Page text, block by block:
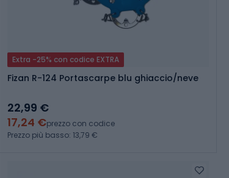
Extra -25% con codice EXTRA
Fizan R-124 Portascarpe blu ghiaccio/neve
22,99 €
17,24 €prezzo con codice
Prezzo più basso: 13,79 €